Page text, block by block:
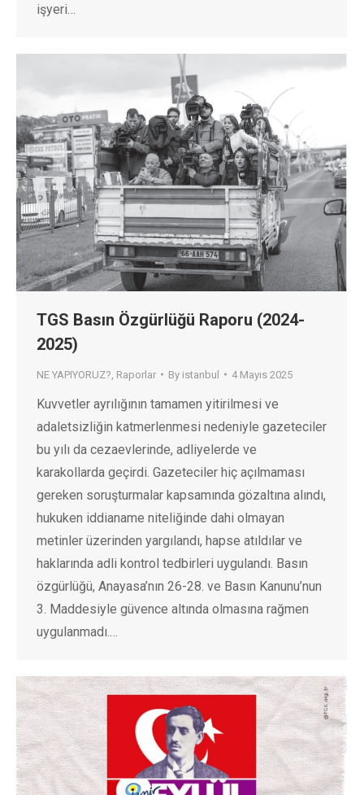
işyeri…
TGS Basın Özgürlüğü Raporu (2024-
2025)
NE YAPIYORUZ? Raporlar By istanbul 4 Mayıs 2025
Kuvvetler ayrılığının tamamen yitirilmesi ve
adaletsizliğin katmerlenmesi nedeniyle gazeteciler
bu yılı da cezaevlerinde, adliyelerde ve
karakollarda geçirdi. Gazeteciler hiç açılmaması
gereken soruşturmalar kapsamında gözaltına alındı,
hukuken iddianame niteliğinde dahi olmayan
metinler üzerinden yargılandı, hapse atıldılar ve
haklarında adli kontrol tedbirleri uygulandı. Basın
özgürlüğü, Anayasa’nın 26-28. ve Basın Kanunu’nun
3. Maddesiyle güvence altında olmasına rağmen
uygulanmadı.…